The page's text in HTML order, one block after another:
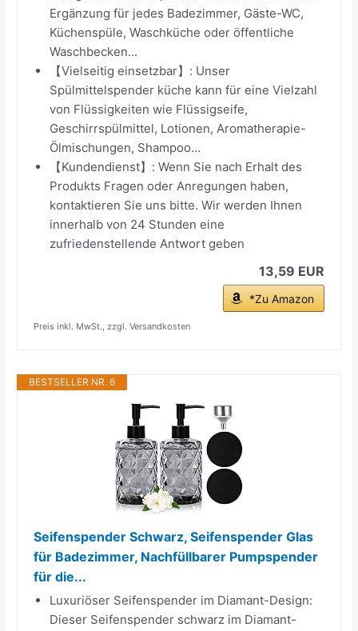
Ergänzung für jedes Badezimmer, Gäste-WC,
Küchenspüle, Waschküche oder öffentliche
Waschbecken...
【Vielseitig einsetzbar】: Unser
Spülmittelspender küche kann für eine Vielzahl
von Flüssigkeiten wie Flüssigseife,
Geschirrspülmittel, Lotionen, Aromatherapie-
Ölmischungen, Shampoo...
【Kundendienst】: Wenn Sie nach Erhalt des
Produkts Fragen oder Anregungen haben,
kontaktieren Sie uns bitte. Wir werden Ihnen
innerhalb von 24 Stunden eine
zufriedenstellende Antwort geben
13,59 EUR
*Zu Amazon
Preis inkl. MwSt., zzgl. Versandkosten
BESTSELLER NR. 6
Seifenspender Schwarz, Seifenspender Glas
für Badezimmer, Nachfüllbarer Pumpspender
für die...
Luxuriöser Seifenspender im Diamant-Design:
Dieser Seifenspender schwarz im Diamant-